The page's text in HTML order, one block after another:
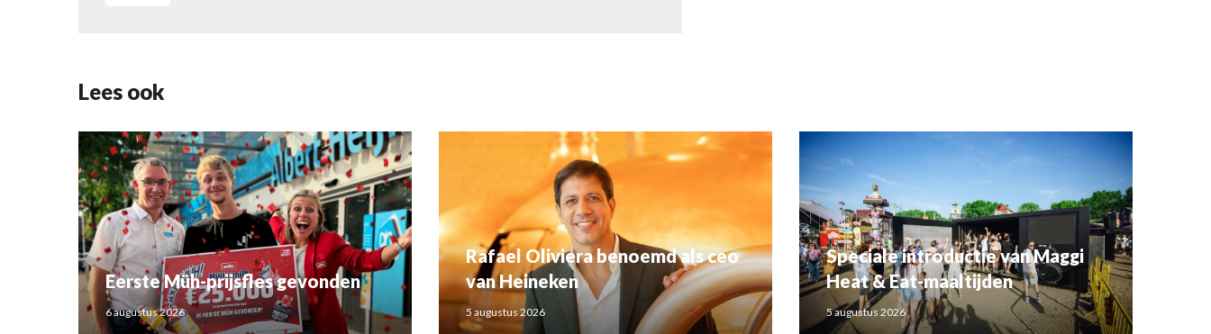
Lees ook
Eerste Müh-prijsfles gevonden
6 augustus 2026
Rafael Oliviera benoemd als ceo
van Heineken
5 augustus 2026
Speciale introductie van Maggi
Heat & Eat-maaltijden
5 augustus 2026